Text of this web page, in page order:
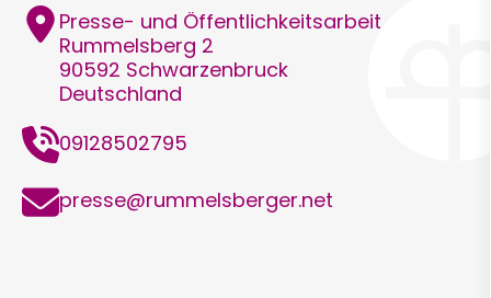
Adresse
Presse- und Öffentlichkeitsarbeit
Rummelsberg 2
90592 Schwarzenbruck
Deutschland
Telefon09128502795
E-
Mail
presse@rummelsberger.net